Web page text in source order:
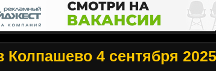
Колпашево 4 сентября 2025